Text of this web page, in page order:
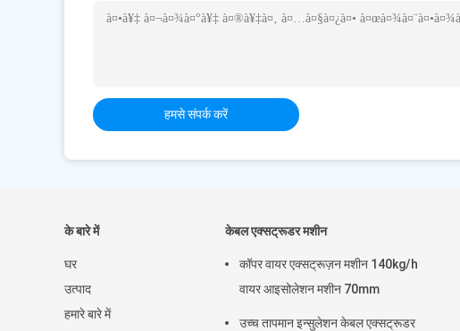
हमसे संपर्क करें
के बारे में
घर
उत्पाद
हमारे बारे में
केबल एक्सट्रूडर मशीन
कॉपर वायर एक्सट्रूज़न मशीन 140kg/h
वायर आइसोलेशन मशीन 70mm
उच्च तापमान इन्सुलेशन केबल एक्सट्रूडर